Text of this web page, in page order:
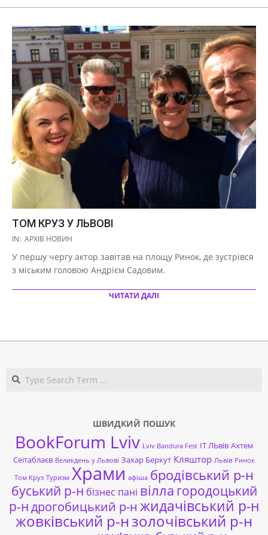
ТОМ КРУЗ У ЛЬВОВІ
2019-
02
IN: АРХІВ НОВИН
У першу чергу актор завітав на площу Ринок, де зустрівся
з міським головою Андрієм Садовим.
ЧИТАТИ ДАЛІ
ШВИДКИЙ ПОШУК
BookForum Lviv Lviv Bandura Fest ІТ ЛЬвів Ахтем
Сеітаблаєв Великдень у Львові Захар Беркут Кляштор Львів Ринок
Том Круз Туризм Храми афіша бродівський р-н
буський р-н бізнес пані вілла городоцький
р-ндрогобицький р-н жидачівський р-н
жовківський р-нзолочівський р-н